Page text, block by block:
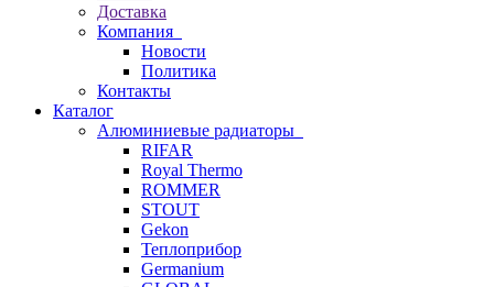
Доставка
Компания
Новости
Политика
Контакты
Каталог
Алюминиевые радиаторы
RIFAR
Royal Thermo
ROMMER
STOUT
Gekon
Теплоприбор
Germanium